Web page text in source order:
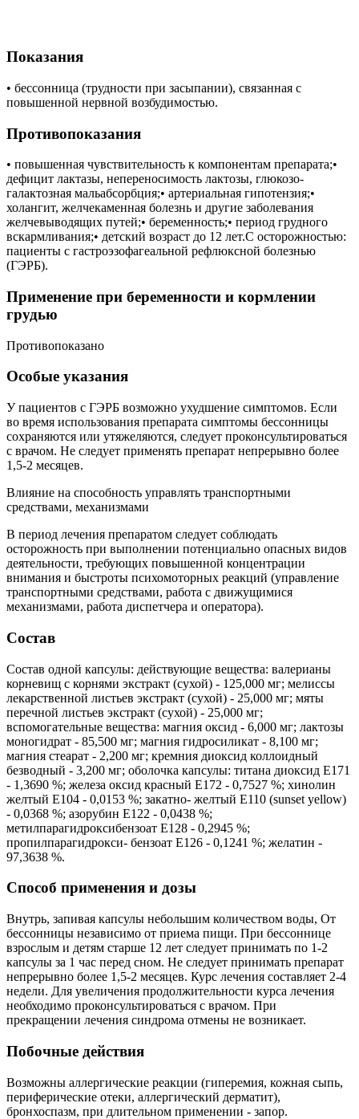
Показания
• бессонница (трудности при засыпании), связанная с
повышенной нервной возбудимостью.
Противопоказания
• повышенная чувствительность к компонентам препарата;•
дефицит лактазы, непереносимость лактозы, глюкозо-
галактозная мальабсорбция;• артериальная гипотензия;•
холангит, желчекаменная болезнь и другие заболевания
желчевыводящих путей;• беременность;• период грудного
вскармливания;• детский возраст до 12 лет.С осторожностью:
пациенты с гастроэзофагеальной рефлюксной болезнью
(ГЭРБ).
Применение при беременности и кормлении
грудью
Противопоказано
Особые указания
У пациентов с ГЭРБ возможно ухудшение симптомов. Если
во время использования препарата симптомы бессонницы
сохраняются или утяжеляются, следует проконсультироваться
с врачом. Не следует применять препарат непрерывно более
1,5-2 месяцев.
Влияние на способность управлять транспортными
средствами, механизмами
В период лечения препаратом следует соблюдать
осторожность при выполнении потенциально опасных видов
деятельности, требующих повышенной концентрации
внимания и быстроты психомоторных реакций (управление
транспортными средствами, работа с движущимися
механизмами, работа диспетчера и оператора).
Состав
Состав одной капсулы: действующие вещества: валерианы
корневищ с корнями экстракт (cухой) - 125,000 мг; мелиссы
лекарственной листьев экстракт (сухой) - 25,000 мг; мяты
перечной листьев экстракт (сухой) - 25,000 мг;
вспомогательные вещества: магния оксид - 6,000 мг; лактозы
моногидрат - 85,500 мг; магния гидросиликат - 8,100 мг;
магния стеарат - 2,200 мг; кремния диоксид коллоидный
безводный - 3,200 мг; оболочка капсулы: титана диоксид Е171
- 1,3690 %; железа оксид красный Е172 - 0,7527 %; хинолин
желтый Е104 - 0,0153 %; закатно- желтый Е110 (sunset yellow)
- 0,0368 %; азорубин Е122 - 0,0438 %;
метилпарагидроксибензоат Е128 - 0,2945 %;
пропилпарагидрокси- бензоат Е126 - 0,1241 %; желатин -
97,3638 %.
Способ применения и дозы
Внутрь, запивая капсулы небольшим количеством воды, От
бессонницы независимо от приема пищи. При бессоннице
взрослым и детям старше 12 лет следует принимать по 1-2
капсулы за 1 час перед сном. Не следует принимать препарат
непрерывно более 1,5-2 месяцев. Курс лечения составляет 2-4
недели. Для увеличения продолжительности курса лечения
необходимо проконсультироваться с врачом. При
прекращении лечения синдрома отмены не возникает.
Побочные действия
Возможны аллергические реакции (гиперемия, кожная сыпь,
периферические отеки, аллергический дерматит),
бронхоспазм, при длительном применении - запор.